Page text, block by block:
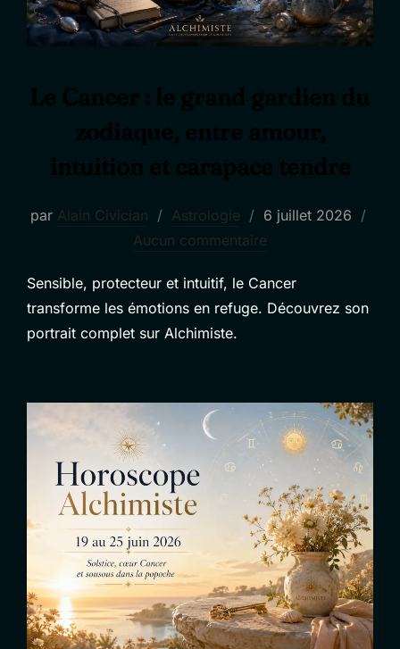
par Alain Civician Astrologie
Publié
le
6 juillet 2026
Aucun commentaire
Sensible, protecteur et intuitif, le Cancer
transforme les émotions en refuge. Découvrez son
portrait complet sur Alchimiste.